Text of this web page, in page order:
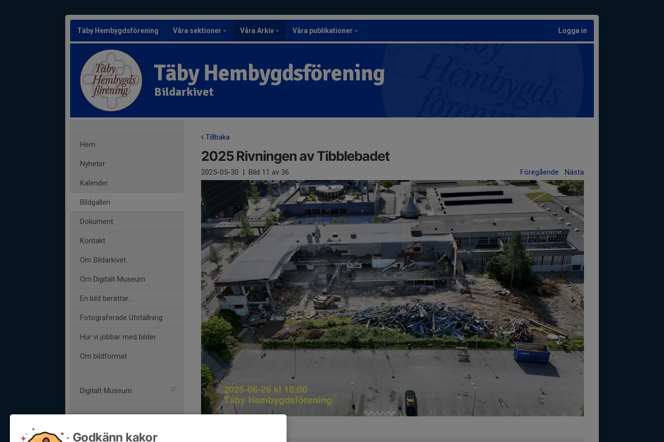
Täby Hembygdsförening Våra sektioner Våra Arkiv Våra publikationer Logga in
Täby Hembygdsförening
Bildarkivet
Hem
Nyheter
Kalender
Bildgalleri
Dokument
Kontakt
Om Bildarkivet
Om Digitalt Museum
En bild berättar…
Fotograferade Utställning
Hur vi jobbar med bilder.
Om bildformat
Digitalt Museum
Tillbaka
2025 Rivningen av Tibblebadet
2025-05-30 | Bild 11 av 36 Föregående Nästa
Godkänn kakor